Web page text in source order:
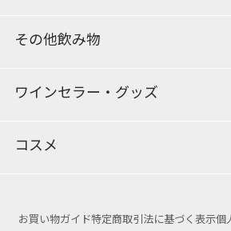
その他飲み物
ワインセラー・グッズ
コスメ
お買い物ガイド特定商取引法に基づく表示個